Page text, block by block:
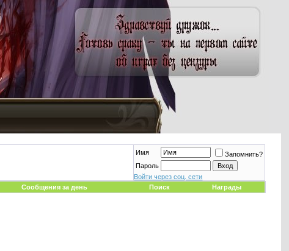
Имя
Запомнить?
Пароль
Войти через соц. сети
Сообщения за день Поиск Награды